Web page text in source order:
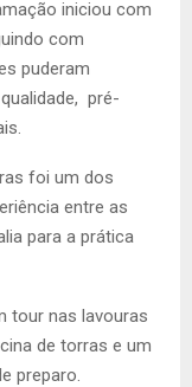
iniciou com
com
puderam
pré-
foi um dos
entre as
para a prática
tour nas lavouras
de torras e um
preparo.